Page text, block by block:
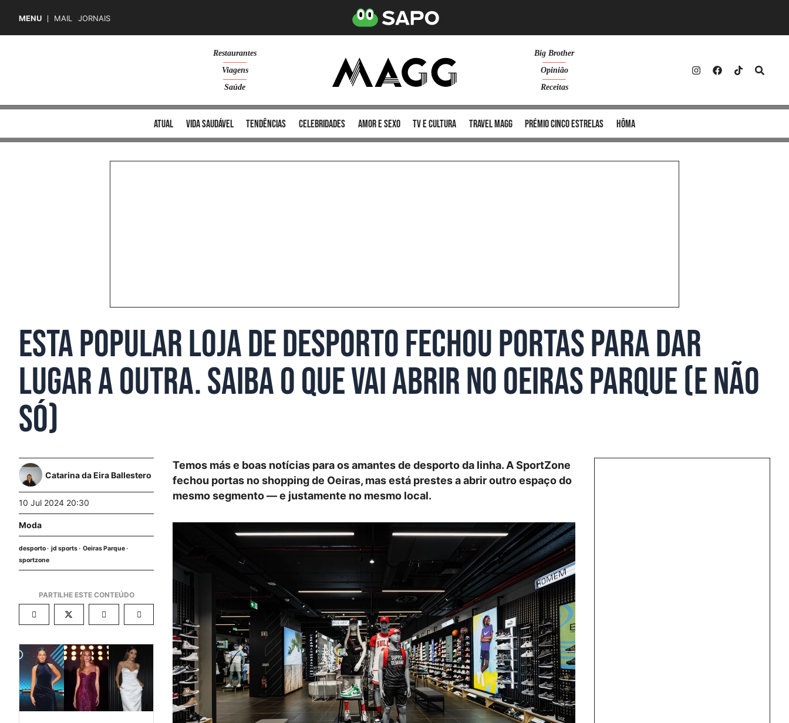
MENU MAIL JORNAIS
Restaurantes
Viagens
Saúde
Big Brother
Opinião
Receitas
atual vida saudável tendências celebridades amor e sexo TV e cultura Travel MAGG Prémio Cinco Estrelas Hôma
Esta popular loja de desporto fechou portas para dar
lugar a outra. Saiba o que vai abrir no Oeiras Parque (e não
só)
Catarina da Eira Ballestero
10 Jul 2024 20:30
Moda
desporto jd sports
Oeiras Parque
sportzone
Temos más e boas notícias para os amantes de desporto da linha. A SportZone
fechou portas no shopping de Oeiras, mas está prestes a abrir outro espaço do
mesmo segmento — e justamente no mesmo local.